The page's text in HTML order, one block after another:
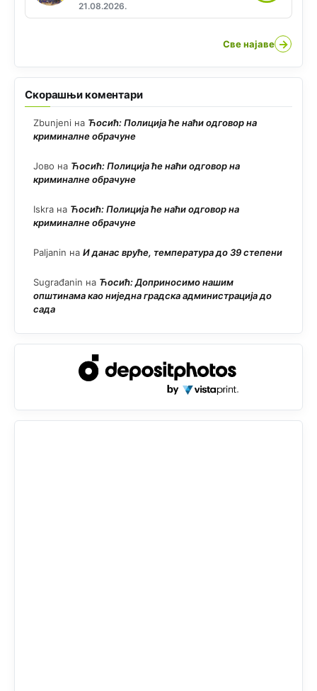
21.08.2026.
Све најаве →
Скорашњи коментари
Zbunjeni на Ћосић: Полиција ће наћи одговор на
криминалне обрачуне
Јово на Ћосић: Полиција ће наћи одговор на
криминалне обрачуне
Iskra на Ћосић: Полиција ће наћи одговор на
криминалне обрачуне
Paljanin на И данас вруће, температура до 39 степени
Sugrađanin на Ћосић: Доприносимо нашим
општинама као ниједна градска администрација до
сада